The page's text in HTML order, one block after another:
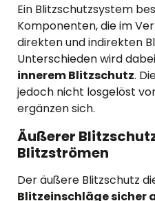
Ein Blitzschutzsystem
Komponenten, die im
direkten und indirekten
Unterschieden wird
innerem Blitzschutz.
jedoch nicht losgelöst
ergänzen sich.
Äußerer
Blitzströmen
Der äußere Blitzschutz
Blitzeinschläge sicher